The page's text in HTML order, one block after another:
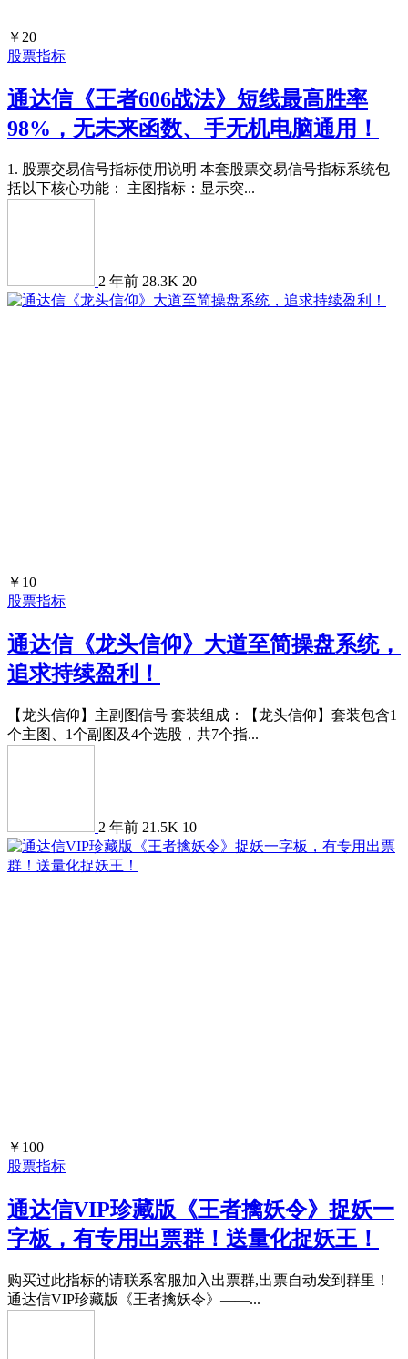
￥20
股票指标
通达信《王者606战法》短线最高胜率
98%，无未来函数、手无机电脑通用！
1. 股票交易信号指标使用说明 本套股票交易信号指标系统包
括以下核心功能： 主图指标：显示突...
2 年前 28.3K 20
￥10
股票指标
通达信《龙头信仰》大道至简操盘系统，
追求持续盈利！
【龙头信仰】主副图信号 套装组成：【龙头信仰】套装包含1
个主图、1个副图及4个选股，共7个指...
2 年前 21.5K 10
￥100
股票指标
通达信VIP珍藏版《王者擒妖令》捉妖一
字板，有专用出票群！送量化捉妖王！
购买过此指标的请联系客服加入出票群,出票自动发到群里！
通达信VIP珍藏版《王者擒妖令》——...